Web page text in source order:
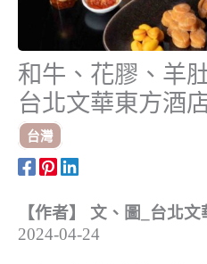
和牛、花膠、羊
台北文華東方酒
粽禮」限量500組
台灣
【作者】 文、圖_台北
2024-04-24